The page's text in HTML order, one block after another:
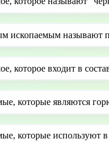
ископаемым называют
которое входит в
которые являются
которые используют в